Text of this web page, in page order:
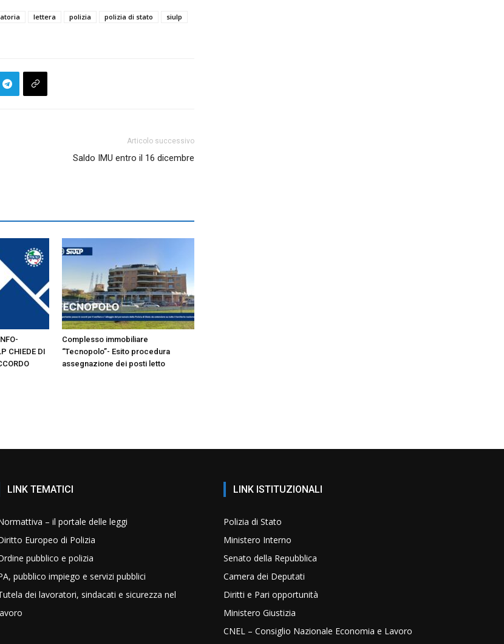
lettera polizia polizia di stato
siulp
Articolo successivo
Saldo IMU entro il 16 dicembre
CHIEDE DI
Complesso immobiliare
“Tecnopolo”- Esito procedura
assegnazione dei posti letto
LINK TEMATICI
– il portale delle leggi
Europeo di Polizia
pubblico e polizia
pubblico impiego e servizi pubblici
dei lavoratori, sindacati e sicurezza nel
LINK ISTITUZIONALI
Polizia di Stato
Ministero Interno
Senato della Repubblica
Camera dei Deputati
Diritti e Pari opportunità
Ministero Giustizia
CNEL – Consiglio Nazionale Economia e Lavoro